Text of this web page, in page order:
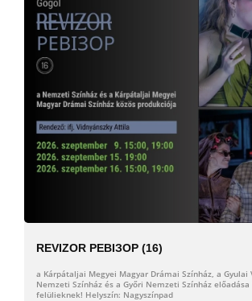
REVIZOR РЕВІЗОР (16)
a Kárpátaljai Megyei Magyar Drámai Színház, a Gyulai
Nemzeti Színház és a Győri Nemzeti Színház előadása
felülieknek! Helyszín: Nagyszínpad